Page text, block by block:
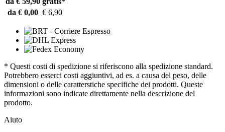
da € 0,00 € 6,90
* Questi costi di spedizione si riferiscono alla spedizione standard.
Potrebbero esserci costi aggiuntivi, ad es. a causa del peso, delle
dimensioni o delle caratterstiche specifiche dei prodotti. Queste
informazioni sono indicate direttamente nella descrizione del
prodotto.
Aiuto